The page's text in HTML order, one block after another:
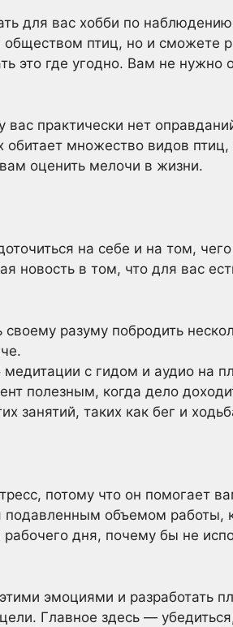
для вас хобби по
птиц, но и сможете
это где угодно. Вам не нужно
практически нет
обитает множество видов
оценить мелочи в жизни.
на себе и на том,
новость в том, что для вас
разуму побродить
с гидом и аудио на
полезным, когда дело
занятий, таких как бег и
потому что он помогает
подавленным объемом работы,
дня, почему бы не
эмоциями и разработать
Главное здесь —